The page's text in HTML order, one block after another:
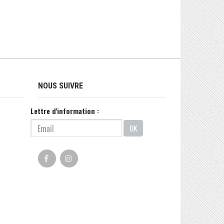
NOUS SUIVRE
Lettre d'information :
OK